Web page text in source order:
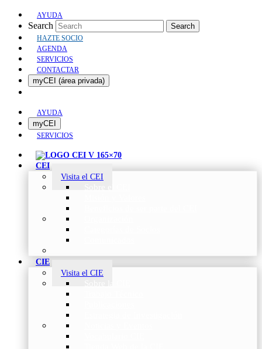
AYUDA
Search Search
HAZTE SOCIO
AGENDA
SERVICIOS
CONTACTAR
myCEI (área privada)
AYUDA
myCEI
SERVICIOS
CEI
Visita el CEI
CIE
Visita el CIE